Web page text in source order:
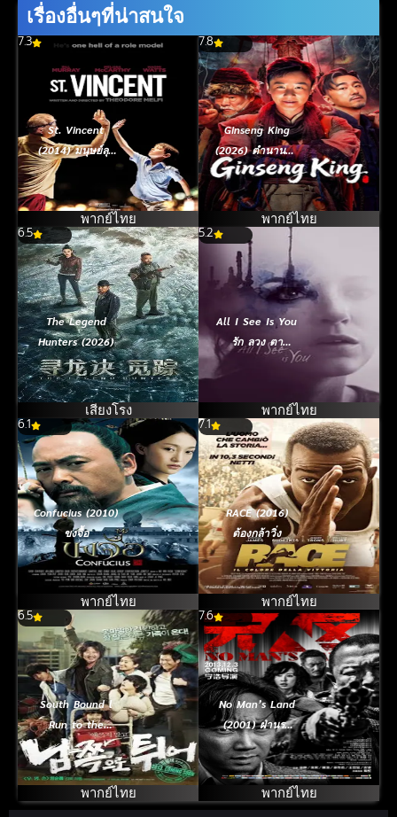
เรื่องอื่นๆที่น่าสนใจ
7.3
St. Vincent
(2014) มนุษย์ลุง
วินเซนต์ แก่
กาย..แต่ใจเฟี้ยว
พากย์ไทย
7.8
Ginseng King
(2026) ตำนานนัก
ล่าภูผาอาถรรพ์
พากย์ไทย
6.5
The Legend
Hunters (2026)
เสียงโรง
5.2
All I See Is You
รัก ลวง ตา
พากย์ไทย
6.1
Confucius (2010)
ขงจื้อ
พากย์ไทย
7.1
RACE (2016)
ต้องกล้าวิ่ง
พากย์ไทย
6.5
South Bound l
Run to the
South (2013)
พากย์ไทย
7.6
No Man’s Land
(2001) ฝ่านรก
แดนทมิฬ
พากย์ไทย